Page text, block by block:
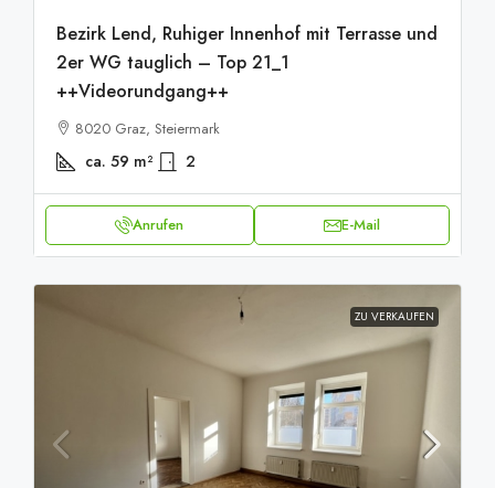
Bezirk Lend, Ruhiger Innenhof mit Terrasse und
2er WG tauglich – Top 21_1
++Videorundgang++
8020 Graz, Steiermark
ca. 59 m² 2
Anrufen E-Mail
ZU VERKAUFEN